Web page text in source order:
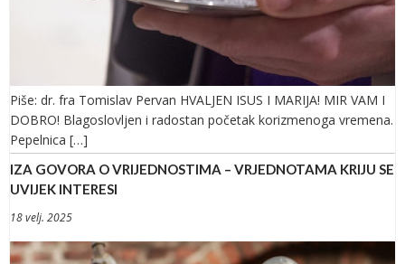
Piše: dr. fra Tomislav Pervan HVALJEN ISUS I MARIJA! MIR VAM I
DOBRO! Blagoslovljen i radostan početak korizmenoga vremena.
Pepelnica […]
IZA GOVORA O VRIJEDNOSTIMA – VRJEDNOTAMA KRIJU SE
UVIJEK INTERESI
18 velj. 2025